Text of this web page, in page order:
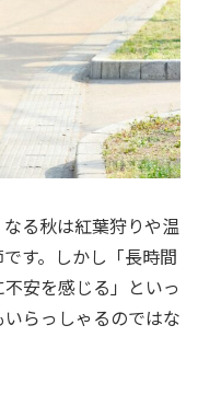
る秋は紅葉狩りや温
す。しかし「長時間
安を感じる」といっ
らっしゃるのではな